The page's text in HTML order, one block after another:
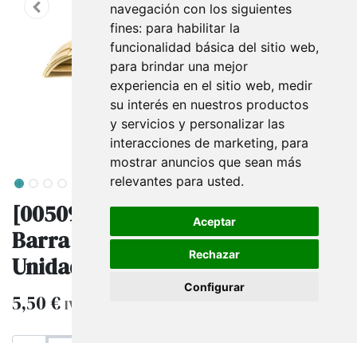
navegación con los siguientes
fines: para habilitar la
funcionalidad básica del sitio web,
para brindar una mejor
experiencia en el sitio web, medir
su interés en nuestros productos
y servicios y personalizar las
interacciones de marketing, para
mostrar anuncios que sean más
relevantes para usted.
Aceptar
Rechazar
Configurar
[005095] Percha De Madera Con
Barra Y Antideslizante 43 Cm 5
Unidades
5,50€ IVA excluido